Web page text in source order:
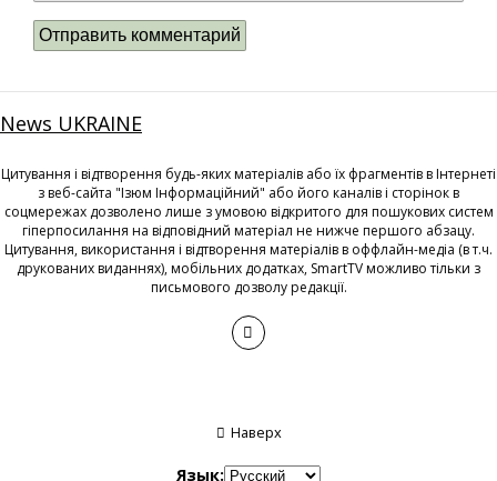
News UKRAINE
Цитування і відтворення будь-яких матеріалів або їх фрагментів в Інтернеті
з веб-сайта "Ізюм Інформаційний" або його каналів і сторінок в
соцмережах дозволено лише з умовою відкритого для пошукових систем
гіперпосилання на відповідний матеріал не нижче першого абзацу.
Цитування, використання і відтворення матеріалів в оффлайн-медіа (в т.ч.
друкованих виданнях), мобільних додатках, SmartTV можливо тільки з
письмового дозволу редакції.
Наверх
Язык: